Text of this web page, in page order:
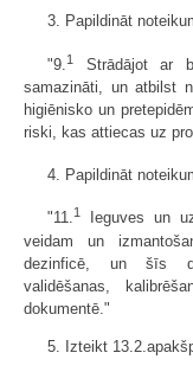
3. Papildināt
"9. 1
Strādājot ar
samazināti, un atbilst
higiēnisko un
riski, kas attiecas uz
4. Papildināt
"11.1
Ieguves un
veidam un
dezinficē, un šīs
validēšanas,
dokumentē."
5. Izteikt